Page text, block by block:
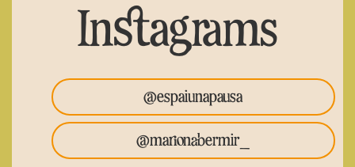
Instagrams
@espaiunapausa
@marionabermir_